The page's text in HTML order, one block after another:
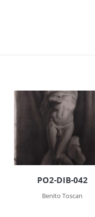
PO2-DIB-042
Benito Toscan